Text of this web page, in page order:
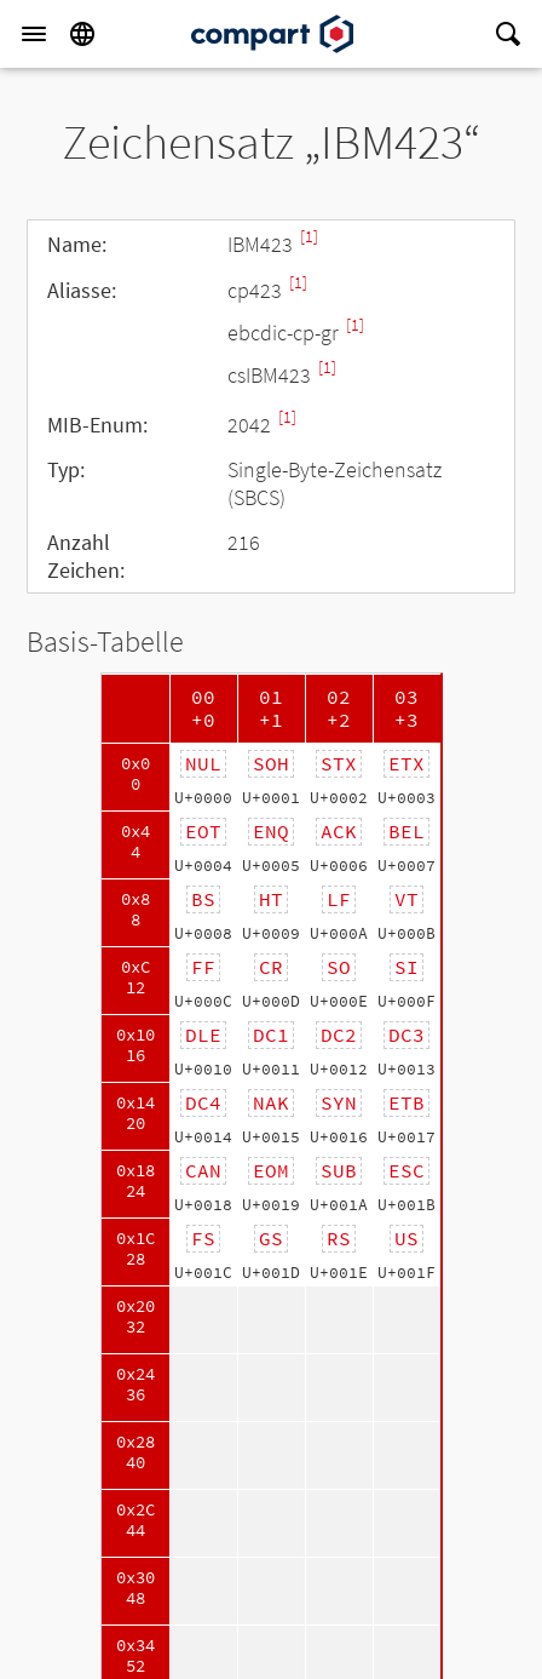
Zeichensatz „IBM423“
Name: IBM423 [1]
Aliasse: cp423 [1]
ebcdic-cp-gr [1]
csIBM423 [1]
MIB-Enum: 2042 [1]
Typ:
Single-Byte-Zeichensatz
(SBCS)
Anzahl
Zeichen:
216
Basis-Tabelle
00
+0
01
+1
02
+2
03
+3
0x0
0
0x4
4
0x8
8
0xC
12
0x10
16
0x14
20
0x18
24
0x1C
28
0x20
32
0x24
36
0x28
40
0x2C
44
0x30
48
0x34
52
NUL
U+0000
SOH
U+0001
STX
U+0002
ETX
U+0003
EOT
U+0004
ENQ
U+0005
ACK
U+0006
BEL
U+0007
BS
U+0008
HT
U+0009
LF
U+000A
VT
U+000B
FF
U+000C
CR
U+000D
SO
U+000E
SI
U+000F
DLE
U+0010
DC1
U+0011
DC2
U+0012
DC3
U+0013
DC4
U+0014
NAK
U+0015
SYN
U+0016
ETB
U+0017
CAN
U+0018
EOM
U+0019
SUB
U+001A
ESC
U+001B
FS
U+001C
GS
U+001D
RS
U+001E
US
U+001F